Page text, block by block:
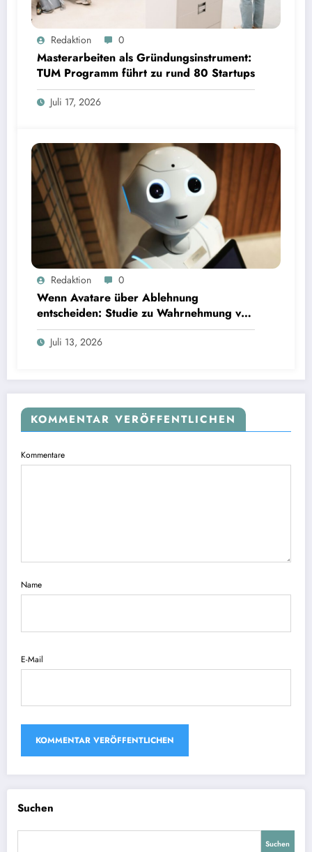
Masterarbeiten als Gründungsinstrument: TUM Programm führt zu rund 80 Startups | Bild:
TUM
Redaktion 0
Masterarbeiten als Gründungsinstrument:
TUM Programm führt zu rund 80 Startups
Juli 17, 2026
Wenn Avatare über Ablehnung entscheiden: Studie zu Wahrnehmung von Fairness bei KI-
InterviewsRedaktion 0
Wenn Avatare über Ablehnung
entscheiden: Studie zu Wahrnehmung von
Fairness bei KI-Interviews
Juli 13, 2026
KOMMENTAR VERÖFFENTLICHEN
Kommentare
Name
E-Mail
Suchen
Suchen